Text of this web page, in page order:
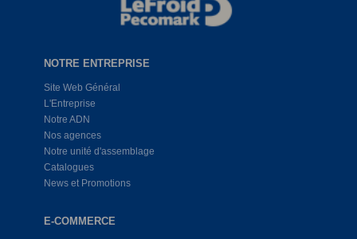
NOTRE ENTREPRISE
Site Web Général
L'Entreprise
Notre ADN
Nos agences
Notre unité d'assemblage
Catalogues
News et Promotions
E-COMMERCE